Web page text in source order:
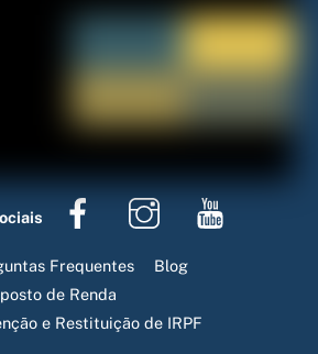
Facebook Instagram
Frequentes
Blog
de Renda
e Restituição de IRPF